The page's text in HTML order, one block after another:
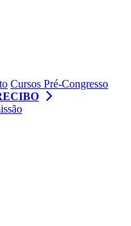
Cursos Pré-Congresso